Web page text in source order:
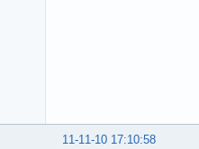
11-11-10 17:10:58